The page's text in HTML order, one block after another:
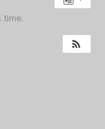
time.